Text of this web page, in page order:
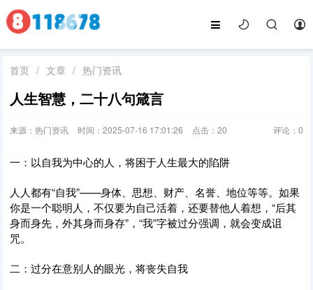
首页 / 文章 / 热门资讯
人生智慧，二十八句箴言
来源：热门资讯 时间：2025-07-16 17:01:26 点击：20 评论： 0
一：以自我为中心的人，将困于人生最大的陷阱
人人都有“自我”——身体、思想、财产、名誉、地位等等。如果
你是一个聪明人，不仅要为自己活着，还要替他人着想，“后其
身而身先，外其身而身存”，“我”字被过分强调，就会变成诅
咒。
二：过分在意别人的眼光，将丧失自我